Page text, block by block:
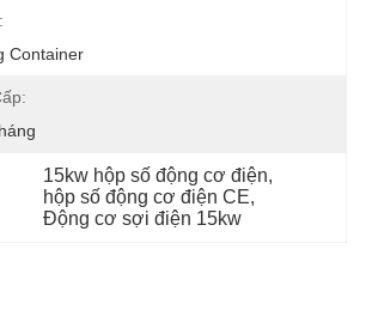
Container
15kw hộp số động cơ điện,
hộp số động cơ điện CE,
Động cơ sợi điện 15kw